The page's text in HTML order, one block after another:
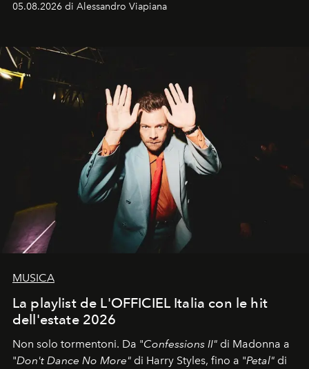
05.08.2026 di Alessandro Viapiana
MUSICA
La playlist de L'OFFICIEL Italia con le hit
dell'estate 2026
Non solo tormentoni. Da "Confessions II" di Madonna a
"Don't Dance No More" di Harry Styles, fino a "Petal" di